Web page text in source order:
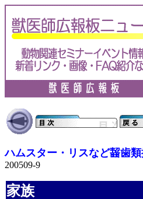
ハムスター・リスなど齧歯
200509-9
家族